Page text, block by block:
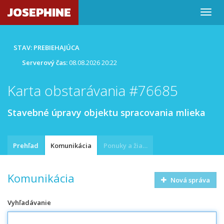
JOSEPHINE
STAV: PREBIEHAJÚCA
Serverový čas:08.08.2026 20:22
Karta obstarávania #76685
Stavebné úpravy objektu spracovania mlieka
Prehľad Komunikácia Ponuky a žiadosti
Komunikácia Nová správa
Vyhľadávanie